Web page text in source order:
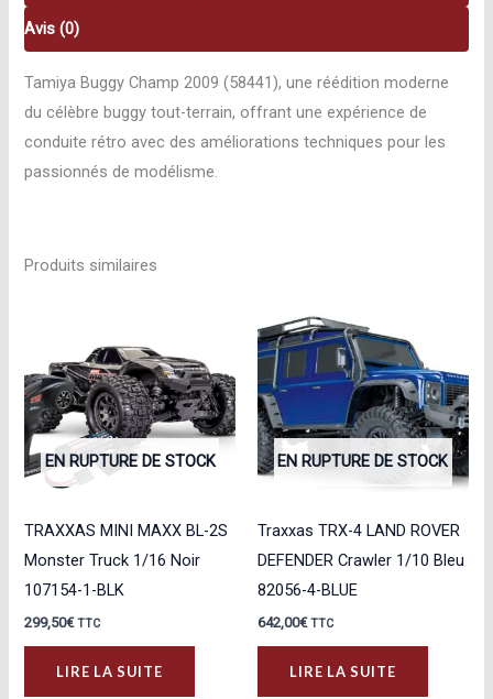
Avis (0)
Tamiya Buggy Champ 2009 (58441), une réédition moderne
du célèbre buggy tout-terrain, offrant une expérience de
conduite rétro avec des améliorations techniques pour les
passionnés de modélisme.
Produits similaires
EN RUPTURE DE STOCK
TRAXXAS MINI MAXX BL-2S
Monster Truck 1/16 Noir
107154-1-BLK
299,50€ TTC
LIRE LA SUITE
EN RUPTURE DE STOCK
Traxxas TRX-4 LAND ROVER
DEFENDER Crawler 1/10 Bleu
82056-4-BLUE
642,00€ TTC
LIRE LA SUITE